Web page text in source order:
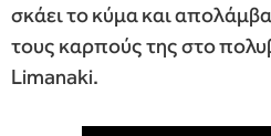
σκάει το κύμα και
τους καρπούς της στο
Limanaki.